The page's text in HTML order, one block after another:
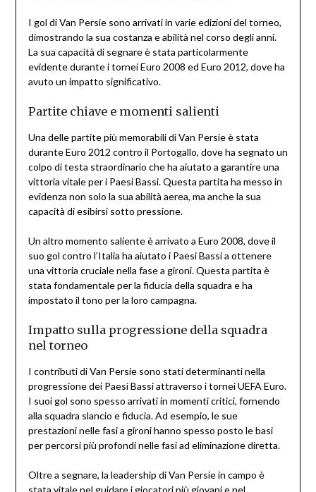
I gol di Van Persie sono arrivati in varie edizioni del torneo,
dimostrando la sua costanza e abilità nel corso degli anni.
La sua capacità di segnare è stata particolarmente
evidente durante i tornei Euro 2008 ed Euro 2012, dove ha
avuto un impatto significativo.
Partite chiave e momenti salienti
Una delle partite più memorabili di Van Persie è stata
durante Euro 2012 contro il Portogallo, dove ha segnato un
colpo di testa straordinario che ha aiutato a garantire una
vittoria vitale per i Paesi Bassi. Questa partita ha messo in
evidenza non solo la sua abilità aerea, ma anche la sua
capacità di esibirsi sotto pressione.
Un altro momento saliente è arrivato a Euro 2008, dove il
suo gol contro l’Italia ha aiutato i Paesi Bassi a ottenere
una vittoria cruciale nella fase a gironi. Questa partita è
stata fondamentale per la fiducia della squadra e ha
impostato il tono per la loro campagna.
Impatto sulla progressione della squadra
nel torneo
I contributi di Van Persie sono stati determinanti nella
progressione dei Paesi Bassi attraverso i tornei UEFA Euro.
I suoi gol sono spesso arrivati in momenti critici, fornendo
alla squadra slancio e fiducia. Ad esempio, le sue
prestazioni nelle fasi a gironi hanno spesso posto le basi
per percorsi più profondi nelle fasi ad eliminazione diretta.
Oltre a segnare, la leadership di Van Persie in campo è
stata vitale nel guidare i giocatori più giovani e nel